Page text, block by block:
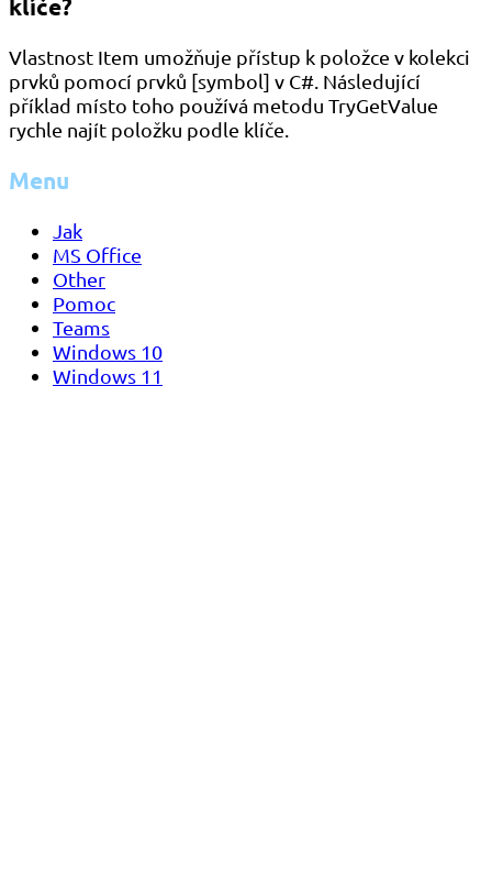
Vlastnost Item umožňuje přístup k položce v kolekci
prvků pomocí prvků [symbol] v C#. Následující
příklad místo toho používá metodu TryGetValue
rychle najít položku podle klíče.
Menu
Jak
MS Office
Other
Pomoc
Teams
Windows 10
Windows 11